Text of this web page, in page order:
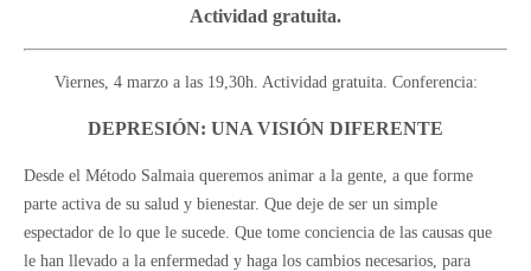
Actividad gratuita.
Viernes, 4 marzo a las 19,30h. Actividad gratuita. Conferencia:
DEPRESIÓN: UNA VISIÓN DIFERENTE
Desde el Método Salmaia queremos animar a la gente, a que forme
parte activa de su salud y bienestar. Que deje de ser un simple
espectador de lo que le sucede. Que tome conciencia de las causas que
le han llevado a la enfermedad y haga los cambios necesarios, para